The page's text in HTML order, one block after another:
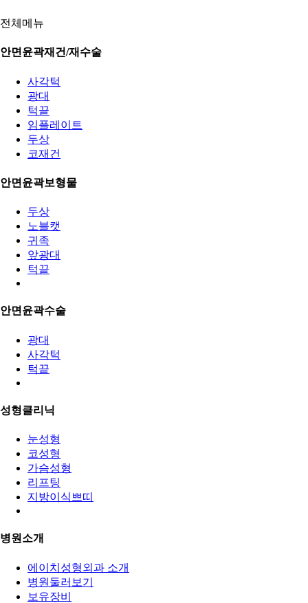
전체메뉴
안면윤곽재건/재수술
사각턱
광대
턱끝
임플레이트
두상
코재건
안면윤곽보형물
두상
노블캣
귀족
앞광대
턱끝
안면윤곽수술
광대
사각턱
턱끝
성형클리닉
눈성형
코성형
가슴성형
리프팅
지방이식쁘띠
병원소개
에이치성형외과 소개
병원둘러보기
보유장비